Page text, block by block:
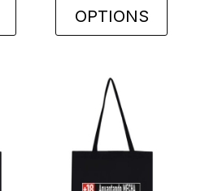
OPTIONS
options